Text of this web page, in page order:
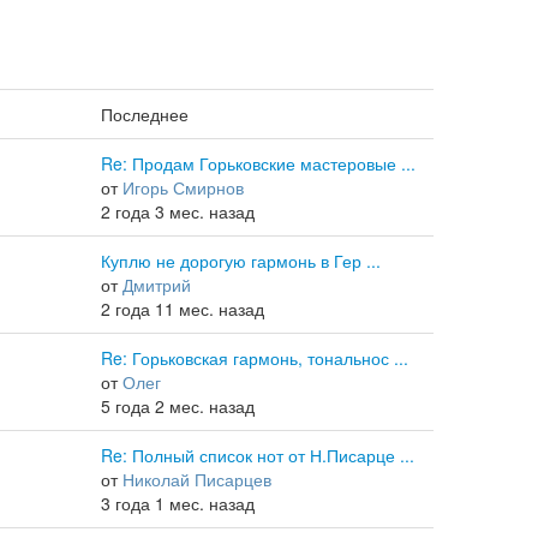
Последнее
Re: Продам Горьковские мастеровые ...
от Игорь Смирнов
2 года 3 мес. назад
Куплю не дорогую гармонь в Гер ...
отДмитрий
2 года 11 мес. назад
Re: Горьковская гармонь, тональнос ...
отОлег
5 года 2 мес. назад
Re: Полный список нот от Н.Писарце ...
от Николай Писарцев
3 года 1 мес. назад